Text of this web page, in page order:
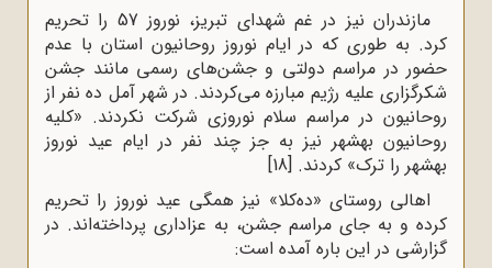
مازندران نیز در غم شهدای تبریز، نوروز 57 را تحریم
کرد. به طوری که در ایام نوروز روحانیون استان با عدم
حضور در مراسم دولتی و جشن‌های رسمی مانند جشن
شکرگزاری علیه رژیم مبارزه‌ می‌کردند. در شهر آمل ده نفر از
روحانیون در مراسم سلام نوروزی شرکت نکردند. «کلیه
روحانیون بهشهر نیز به جز چند نفر در ایام عید نوروز
بهشهر را ترک» کردند. [18]
اهالی روستای «ده‌کلا» نیز همگی عید نوروز را تحریم
کرده و به جای مراسم جشن، به عزاداری پرداخته‌اند. در
گزارشی در این باره آمده است: